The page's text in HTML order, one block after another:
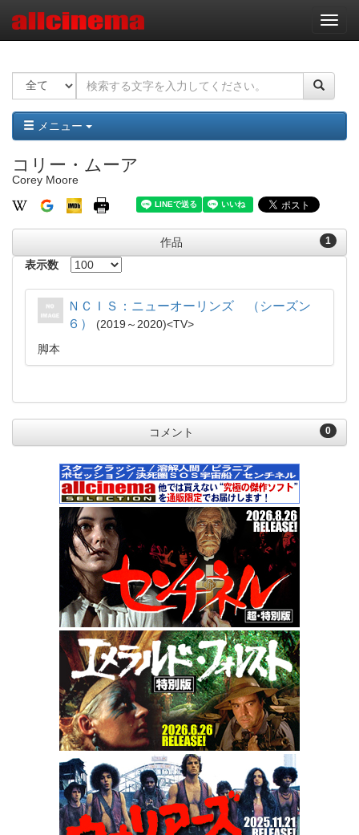
ナ
ビ
ー
ョ
ン
メニュー
コリー・ムーア
Corey Moore
1
作品
表示数
ＮＣＩＳ：ニューオーリンズ （シーズン
６）
2019～2020
TV
脚本
0
コメント